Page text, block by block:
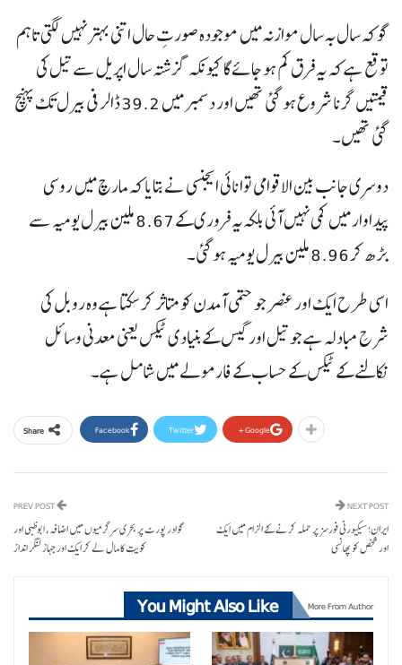
گو کہ سال بہ سال موازنہ میں موجودہ صورتِ حال اتنی بہتر نہیں لگتی تاہم
توقع ہے کہ یہ فرق کم ہو جائے گا کیونکہ گزشتہ سال اپریل سے تیل کی
قیمتیں گرنا شروع ہو گئی تھیں اور دسمبر میں 39.2 ڈالر فی بیرل تک پہنچ
گئی تھیں۔
دوسری جانب بین الاقوامی توانائی ایجنسی نے بتایا کہ مارچ میں روسی
پیداوار میں کمی نہیں آئی بلکہ یہ فروری کے 8.67 ملین بیرل یومیہ سے
بڑھ کر 8.96 ملین بیرل یومیہ ہوگئی۔
اسی طرح ایک اور عنصر جو حتمی آمدن کو متاثر کر سکتا ہے وہ روبل کی
شرحِ مبادلہ ہے جو تیل اور گیس کے بنیادی ٹیکس یعنی معدنی وسائل
نکالنے کے ٹیکس کے حساب کے فارمولے میں شامل ہے۔
Share Facebook Twitter Google+
گوادر پورٹ پر بحری سرگرمیوں میں اضافہ، ابوظبی اور
کویت کا مال لے کر ایک اور جہاز لنگر انداز
NEXT POST
ایران؛ سیکیورٹی فورسز پر حملہ کرنے کے الزام میں ایک
اور شخص کو پھانسی
You Might Also Like More From Author